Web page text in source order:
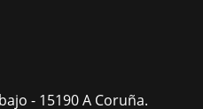
- 15190 A Coruña.